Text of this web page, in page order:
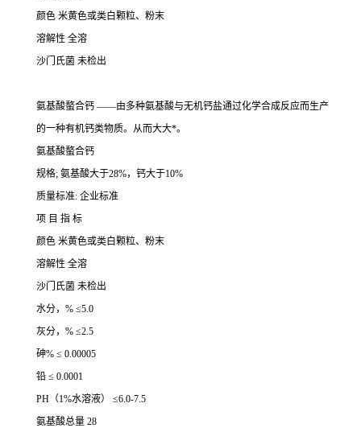
颜色 米黄色或类白颗粒、粉末
溶解性 全溶
沙门氏菌 未检出
氨基酸螯合钙 ——由多种氨基酸与无机钙盐通过化学合成反应而生产
的一种有机钙类物质。从而大大*。
氨基酸螯合钙
规格; 氨基酸大于28%，钙大于10%
质量标准: 企业标准
项 目 指 标
颜色 米黄色或类白颗粒、粉末
溶解性 全溶
沙门氏菌 未检出
水分，% ≤5.0
灰分，% ≤2.5
砷% ≤ 0.00005
铅 ≤ 0.0001
PH（1%水溶液） ≤6.0-7.5
氨基酸总量 28